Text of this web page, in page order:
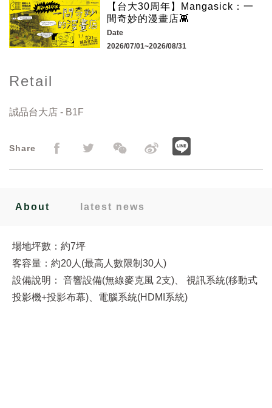
Share
Retail
誠品台大店 - B1F
【台大30周年】Mangasick：一
間奇妙的漫畫店👾
Date
2026/07/01~2026/08/31
About latest news
場地坪數：約7坪
客容量：約20人(最高人數限制30人)
設備說明： 音響設備(無線麥克風 2支)、 視訊系統(移動式
投影機+投影布幕)、電腦系統(HDMI系統)